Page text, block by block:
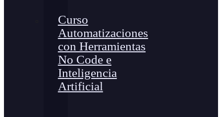
Curso
Automatizaciones
con Herramientas
No Code e
Inteligencia
Artificial